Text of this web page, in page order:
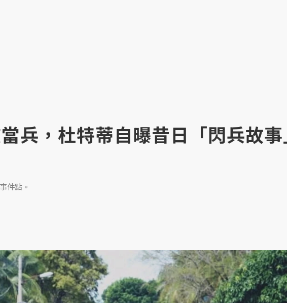
兵，杜特蒂自曝昔日「閃兵故
件點。